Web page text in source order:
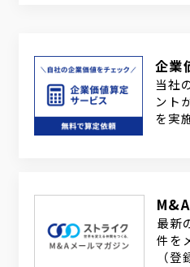
企業
当社
ント
を実
最新
件を
（登